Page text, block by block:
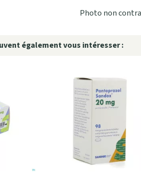
Photo non
également vous intéresser :